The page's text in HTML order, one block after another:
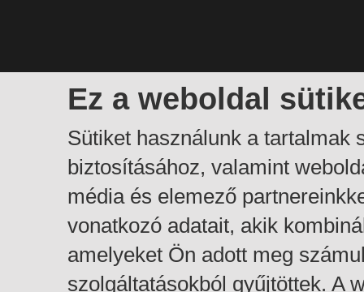
Ez a weboldal
Sütiket használunk a tartalmak
biztosításához, valamint
média és elemező
vonatkozó adatait, akik
amelyeket Ön adott meg
szolgáltatásokból gyűjtöttek. A